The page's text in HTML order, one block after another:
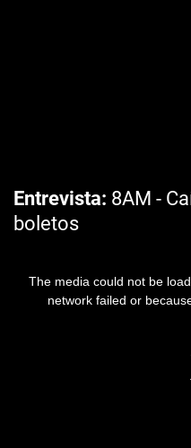
Entrevista 8AM -
boletos
The media could not be
network failed or